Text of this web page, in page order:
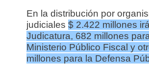
En la distribución por
judiciales $ 2.422 millones
Judicatura, 682 millones
Ministerio Público Fiscal y
millones para la Defensa